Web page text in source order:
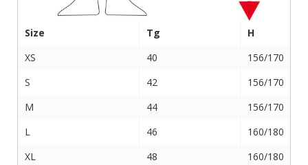
Size Tg
H
XS
40
156/170
S
42
156/170
M
44
156/170
L
46
160/180
XL
48 160/180